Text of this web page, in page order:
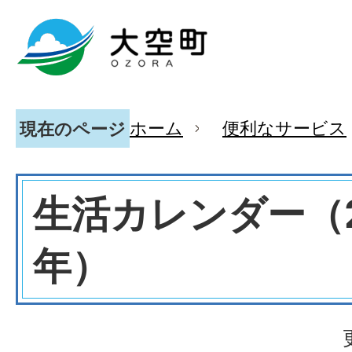
現在のページ ホーム 便利なサービス
生活カレンダー
年）